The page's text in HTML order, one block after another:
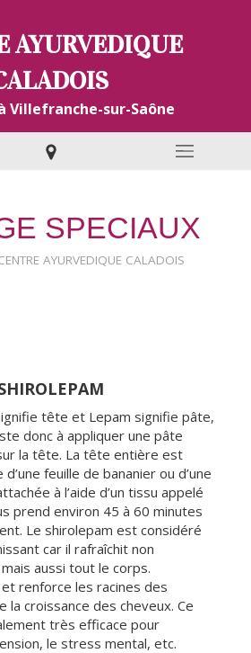
AYURVEDIQUE
Villefranche-sur-Saône
SPECIAUX
AYURVEDIQUE CALADOIS
tête et Lepam signifie pâte,
donc à appliquer une pâte
la tête. La tête entière est
feuille de bananier ou d’une
à l’aide d’un tissu appelé
prend environ 45 à 60 minutes
Le shirolepam est considéré
car il rafraîchit non
aussi tout le corps.
renforce les racines des
la croissance des cheveux. Ce
très efficace pour
le stress mental, etc.